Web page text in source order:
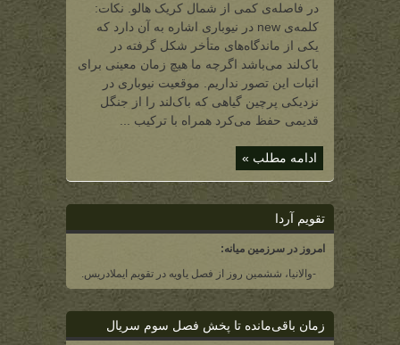
روستاهای
باک‌لند)
در فاصله‌ی کمی از شمال کریک هالو. نکات:
کلمه‌ی new در نیوباری اشاره به آن دارد که
یکی از ماندگاه‌های متأخر شکل گرفته در
باک‌لند می‌باشد اگرچه ما هیچ زمان معینی برای
اثبات این تصور نداریم. موقعیت نیوباری در
نزدیکی پرچین گیاهی که باک‌لند را از جنگل
قدیمی حفظ می‌کرد همراه با ترکیب ...
ادامه مطلب »
تقویم آردا
امروز در سرزمین میانه:
-والانیا، ششمین روز از فصل یاویه در تقویم ایملادریس.
زمان باقی‌مانده تا پخش فصل سوم سریال